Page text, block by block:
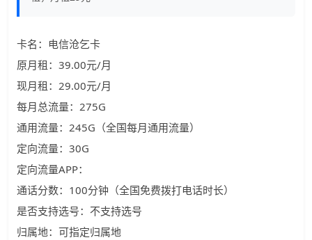
卡名：电信沧乞卡
原月租：39.00元/月
现月租：29.00元/月
每月总流量：275G
通用流量：245G（全国每月通用流量）
定向流量：30G
定向流量APP：
通话分数：100分钟（全国免费拨打电话时长）
是否支持选号：不支持选号
归属地：可指定归属地